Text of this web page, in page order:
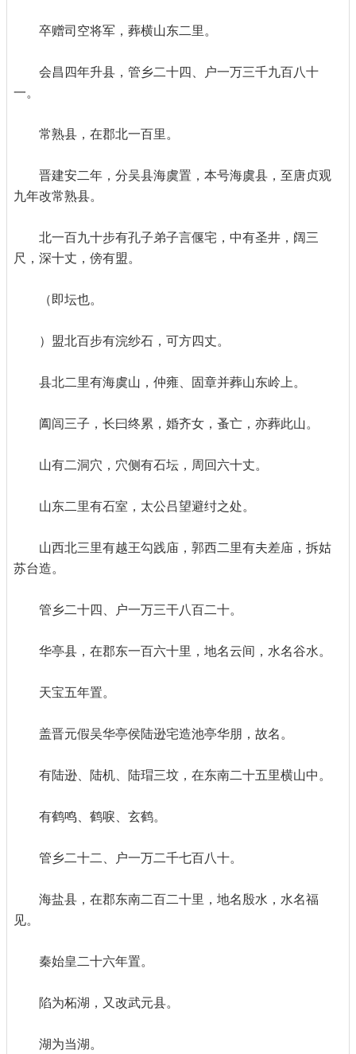
卒赠司空将军，葬横山东二里。
会昌四年升县，管乡二十四、户一万三千九百八十
一。
常熟县，在郡北一百里。
晋建安二年，分吴县海虞置，本号海虞县，至唐贞观
九年改常熟县。
北一百九十步有孔子弟子言偃宅，中有圣井，阔三
尺，深十丈，傍有盟。
（即坛也。
）盟北百步有浣纱石，可方四丈。
县北二里有海虞山，仲雍、固章并葬山东岭上。
阖闾三子，长曰终累，婚齐女，蚤亡，亦葬此山。
山有二洞穴，穴侧有石坛，周回六十丈。
山东二里有石室，太公吕望避纣之处。
山西北三里有越王勾践庙，郭西二里有夫差庙，拆姑
苏台造。
管乡二十四、户一万三干八百二十。
华亭县，在郡东一百六十里，地名云间，水名谷水。
天宝五年置。
盖晋元假吴华亭侯陆逊宅造池亭华朋，故名。
有陆逊、陆机、陆瑁三坟，在东南二十五里横山中。
有鹤鸣、鹤唳、玄鹤。
管乡二十二、户一万二千七百八十。
海盐县，在郡东南二百二十里，地名殷水，水名福
见。
秦始皇二十六年置。
陷为柘湖，又改武元县。
湖为当湖。